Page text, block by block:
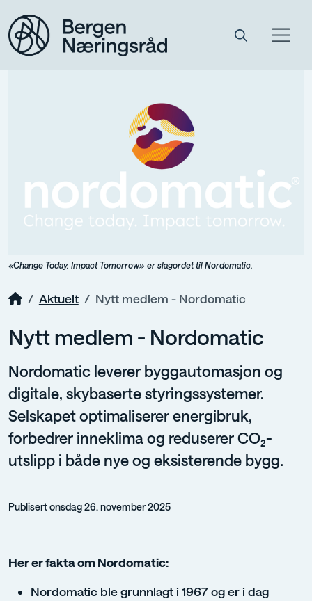
«Change Today. Impact Tomorrow» er slagordet til Nordomatic.
Aktuelt Nytt medlem - Nordomatic
Nytt medlem - Nordomatic
Nordomatic leverer byggautomasjon og
digitale, skybaserte styringssystemer.
Selskapet optimaliserer energibruk,
forbedrer inneklima og reduserer CO₂-
utslipp i både nye og eksisterende bygg.
Publisert onsdag 26. november 2025
Her er fakta om Nordomatic:
Nordomatic ble grunnlagt i 1967 og er i dag